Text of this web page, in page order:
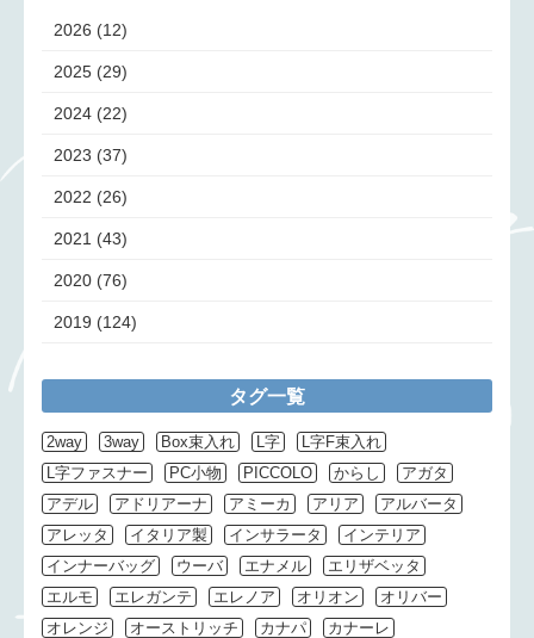
2026 (12)
2025 (29)
2024 (22)
2023 (37)
2022 (26)
2021 (43)
2020 (76)
2019 (124)
タグ一覧
2way 3way Box束入れ L字
L字F束入れ
L字ファスナー
PC小物 PICCOLO からし
アガタ
アデル
アドリアーナ アミーカ アリア
アルバータ
アレッタ
イタリア製 インサラータ
インテリア
インナーバッグ
ウーバ エナメル
エリザベッタ
エルモ
エレガンテ エレノア オリオン
オリバー
オレンジ
オーストリッチ カナパ
カナーレ